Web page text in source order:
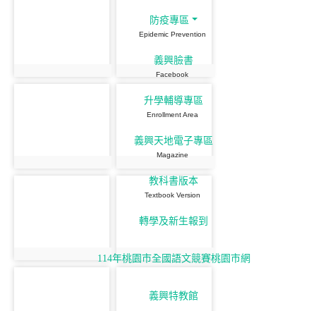
防疫專區
Epidemic Prevention
義興臉書
Facebook
升學輔導專區
Enrollment Area
義興天地電子專區
Magazine
教科書版本
Textbook Version
轉學及新生報到
114年桃園市全國語文競賽桃園市網
義興特教館